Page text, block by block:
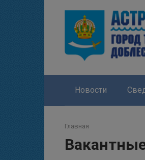
Новости
Главная